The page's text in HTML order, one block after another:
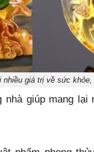
giá trị về sức
giúp mang